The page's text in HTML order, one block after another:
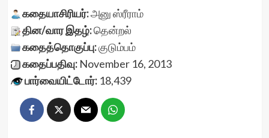
கதையாசிரியர்:அனு ஸ்ரீராம்
தின/வார இதழ்:தென்றல்
கதைத்தொகுப்பு:குடும்பம்
கதைப்பதிவு:November 16, 2013
பார்வையிட்டோர்:18,439